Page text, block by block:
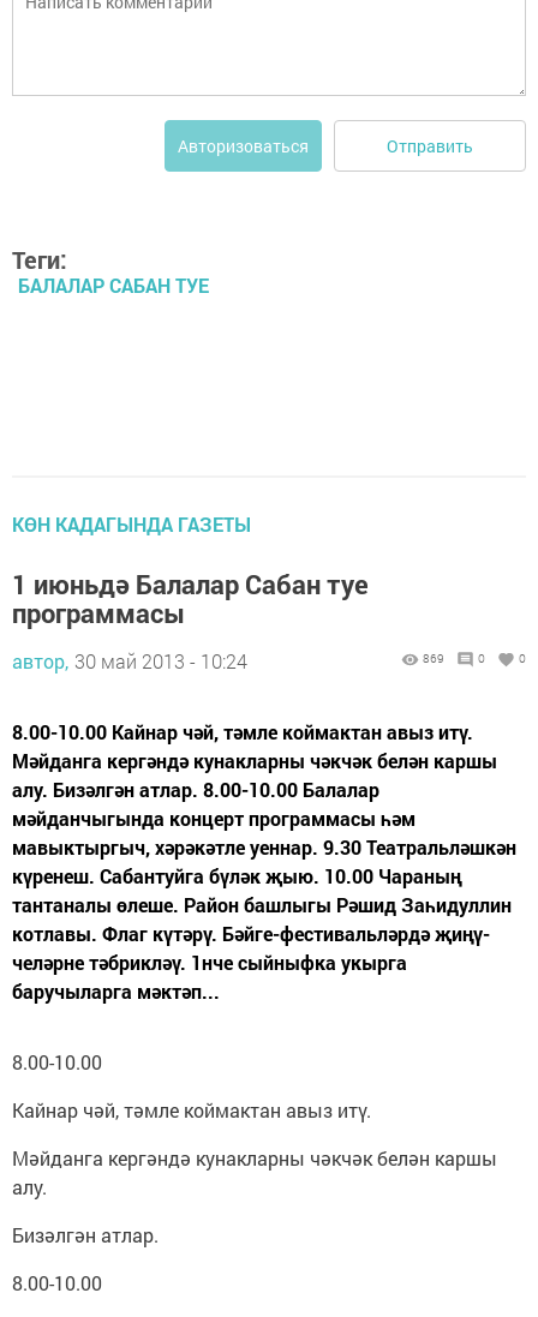
Авторизоваться Отправить
Теги:
БАЛАЛАР САБАН ТУЕ
КӨН КАДАГЫНДА ГАЗЕТЫ
1 июньдә Балалар Сабан туе
программасы
автор, 30 май 2013 - 10:24 869 0 0
8.00-10.00 Кайнар чәй, тәмле коймактан авыз итү.
Мәйданга кергәндә кунакларны чәкчәк белән каршы
алу. Бизәлгән атлар. 8.00-10.00 Балалар
мәйданчыгында концерт программасы һәм
мавыктыргыч, хәрәкәтле уеннар. 9.30 Театральләшкән
күренеш. Сабантуйга бүләк җыю. 10.00 Чараның
тантаналы өлеше. Район башлыгы Рәшид Заһидуллин
котлавы. Флаг күтәрү. Бәйге-фестивальләрдә җи­ңү­
челәрне тәбрикләү. 1нче сыйныфка укырга
баручыларга мәктәп...
8.00-10.00
Кайнар чәй, тәмле коймактан авыз итү.
Мәйданга кергәндә кунакларны чәкчәк белән каршы
алу.
Бизәлгән атлар.
8.00-10.00